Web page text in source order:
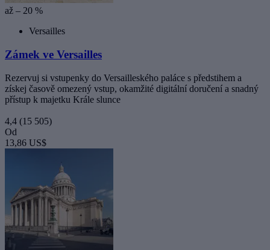
až – 20 %
Versailles
Zámek ve Versailles
Rezervuj si vstupenky do Versailleského paláce s předstihem a
získej časově omezený vstup, okamžité digitální doručení a snadný
přístup k majetku Krále slunce
4,4 (15 505)
Od
13,86 US$